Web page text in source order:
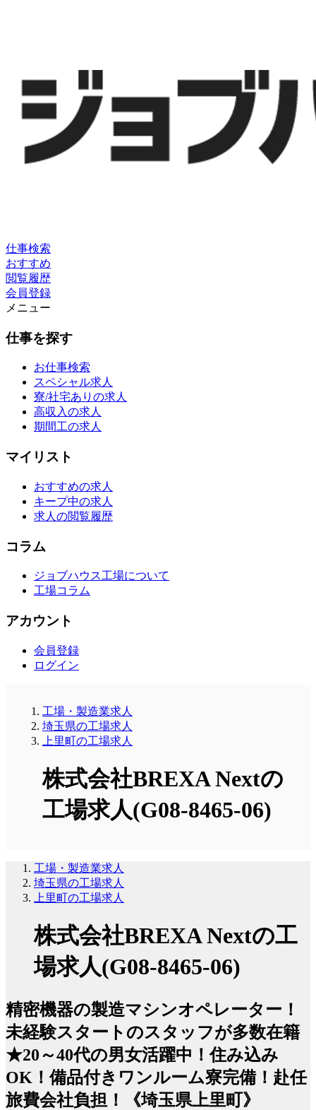
仕事検索
おすすめ
閲覧履歴
会員登録
メニュー
仕事を探す
お仕事検索
スペシャル求人
寮/社宅ありの求人
高収入の求人
期間工の求人
マイリスト
おすすめの求人
キープ中の求人
求人の閲覧履歴
コラム
ジョブハウス工場について
工場コラム
アカウント
会員登録
ログイン
工場・製造業求人
埼玉県の工場求人
上里町の工場求人
株式会社BREXA Nextの
工場求人(G08-8465-06)
工場・製造業求人
埼玉県の工場求人
上里町の工場求人
株式会社BREXA Nextの工
場求人(G08-8465-06)
精密機器の製造マシンオペレーター！
未経験スタートのスタッフが多数在籍
★20～40代の男女活躍中！住み込み
OK！備品付きワンルーム寮完備！赴任
旅費会社負担！《埼玉県上里町》